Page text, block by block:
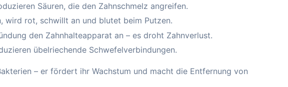
Säuren, die den Zahnschmelz angreifen.
wird rot, schwillt an und blutet beim Putzen.
den Zahnhalteapparat an – es droht Zahnverlust.
übelriechende Schwefelverbindungen.
– er fördert ihr Wachstum und macht die Entfernung von